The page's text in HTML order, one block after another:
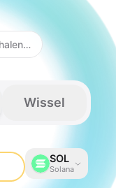
Wissel
SOL
Solana